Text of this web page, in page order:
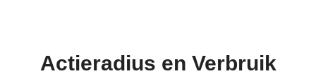
Actieradius en Verbruik